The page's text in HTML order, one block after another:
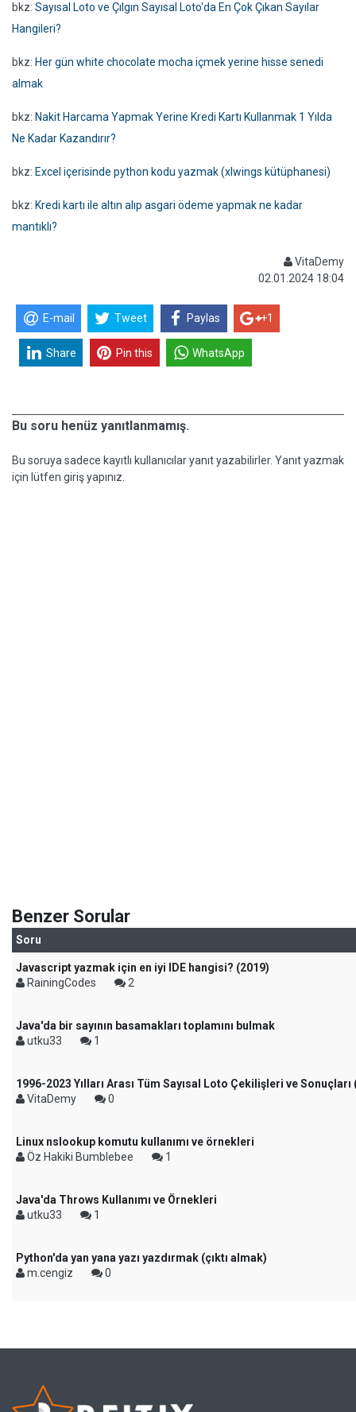
bkz: Sayısal Loto ve Çılgın Sayısal Loto'da En Çok Çıkan Sayılar
Hangileri?
bkz: Her gün white chocolate mocha içmek yerine hisse senedi
almak
bkz: Nakit Harcama Yapmak Yerine Kredi Kartı Kullanmak 1 Yılda
Ne Kadar Kazandırır?
bkz: Excel içerisinde python kodu yazmak (xlwings kütüphanesi)
bkz: Kredi kartı ile altın alıp asgari ödeme yapmak ne kadar
mantıklı?
VitaDemy
02.01.2024 18:04
E-mail Tweet Paylas +1
Share Pin this WhatsApp
Bu soru henüz yanıtlanmamış.
Bu soruya sadece kayıtlı kullanıcılar yanıt yazabilirler. Yanıt yazmak
için lütfen giriş yapınız.
Benzer Sorular
Soru
Javascript yazmak için en iyi IDE hangisi? (2019)
RainingCodes
2
Java'da bir sayının basamakları toplamını bulmak
utku33
1
1996-2023 Yılları Arası Tüm Sayısal Loto Çekilişleri ve Sonuçları
VitaDemy
0
Linux nslookup komutu kullanımı ve örnekleri
Öz Hakiki Bumblebee
1
Java'da Throws Kullanımı ve Örnekleri
utku33
1
Python'da yan yana yazı yazdırmak (çıktı almak)
m.cengiz
0